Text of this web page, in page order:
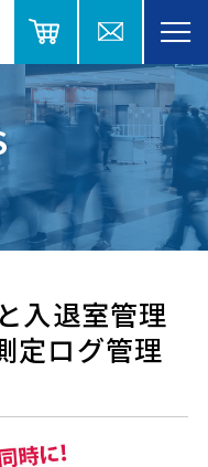
入退室管理
定ログ管理